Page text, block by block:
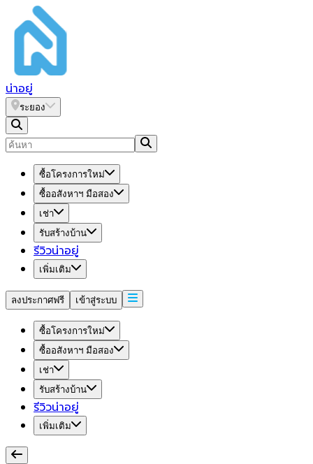
น่าอยู่
ระยอง
ซื้อโครงการใหม่
ซื้ออสังหาฯ มือสอง
เช่า
รับสร้างบ้าน
รีวิวน่าอยู่
เพิ่มเติม
ลงประกาศฟรี เข้าสู่ระบบ
ซื้อโครงการใหม่
ซื้ออสังหาฯ มือสอง
เช่า
รับสร้างบ้าน
รีวิวน่าอยู่
เพิ่มเติม